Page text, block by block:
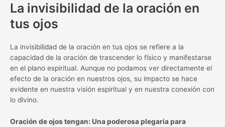
La invisibilidad de la oración en
tus ojos
La invisibilidad de la oración en tus ojos se refiere a la
capacidad de la oración de trascender lo físico y manifestarse
en el plano espiritual. Aunque no podamos ver directamente el
efecto de la oración en nuestros ojos, su impacto se hace
evidente en nuestra visión espiritual y en nuestra conexión con
lo divino.
Oración de ojos tengan: Una poderosa plegaria para